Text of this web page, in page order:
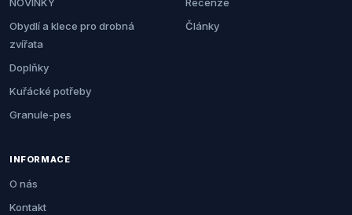
NOVINKY
Obydlí a klece pro drobná
zvířata
Doplňky
Kuřácké potřeby
Granule-pes
Recenze
Články
INFORMACE
O nás
Kontakt